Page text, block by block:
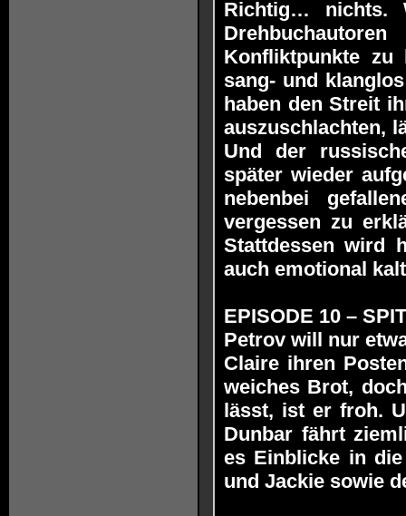
Richtig… nichts.
Konfliktpunkte
sang- und
haben den Streit
auszuschlachten,
Und der
später wieder
nebenbei
vergessen zu
Stattdessen wird
auch emotional
EPISODE 10 –
Petrov will nur
Claire ihren
weiches Brot,
lässt, ist er froh.
Dunbar fährt
es Einblicke in
und Jackie sowie